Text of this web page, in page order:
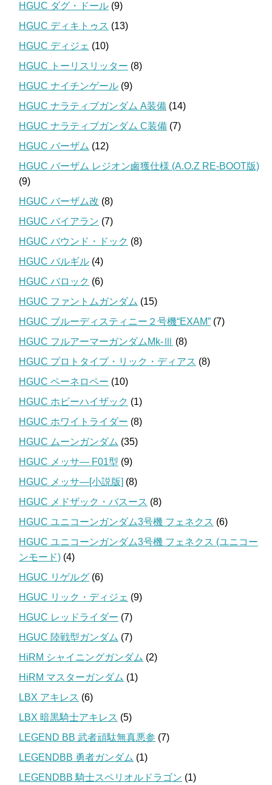
HGUC ダグ・ドール (9)
HGUC ディキトゥス (13)
HGUC ディジェ (10)
HGUC トーリスリッター (8)
HGUC ナイチンゲール (9)
HGUC ナラティブガンダム A装備 (14)
HGUC ナラティブガンダム C装備 (7)
HGUC バーザム (12)
HGUC バーザム レジオン鹵獲仕様 (A.O.Z RE-BOOT版)
(9)
HGUC バーザム改 (8)
HGUC バイアラン (7)
HGUC バウンド・ドック (8)
HGUC バルギル (4)
HGUC バロック (6)
HGUC ファントムガンダム (15)
HGUC ブルーディスティニー２号機“EXAM” (7)
HGUC フルアーマーガンダムMk-Ⅲ (8)
HGUC プロトタイプ・リック・ディアス (8)
HGUC ペーネロペー (10)
HGUC ホビーハイザック (1)
HGUC ホワイトライダー (8)
HGUC ムーンガンダム (35)
HGUC メッサ― F01型 (9)
HGUC メッサ―[小説版] (8)
HGUC メドザック・バスース (8)
HGUC ユニコーンガンダム3号機 フェネクス (6)
HGUC ユニコーンガンダム3号機 フェネクス (ユニコー
ンモード) (4)
HGUC リゲルグ (6)
HGUC リック・ディジェ (9)
HGUC レッドライダー (7)
HGUC 陸戦型ガンダム (7)
HiRM シャイニングガンダム (2)
HiRM マスターガンダム (1)
LBX アキレス (6)
LBX 暗黒騎士アキレス (5)
LEGEND BB 武者頑駄無真悪参 (7)
LEGENDBB 勇者ガンダム (1)
LEGENDBB 騎士スペリオルドラゴン (1)